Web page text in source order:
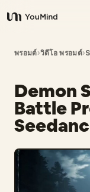
YouMind
ภาพรวม
กรณีการใช้งาน
ทักษะ
พรอมต์
พรอมต์›วิดีโอ พรอมต์›
Demon
Battle